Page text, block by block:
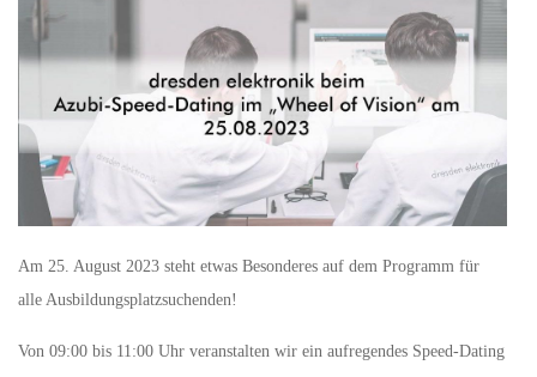
Am 25. August 2023 steht etwas Besonderes auf dem Programm für
alle Ausbildungsplatzsuchenden!
Von 09:00 bis 11:00 Uhr veranstalten wir ein aufregendes Speed-Dating